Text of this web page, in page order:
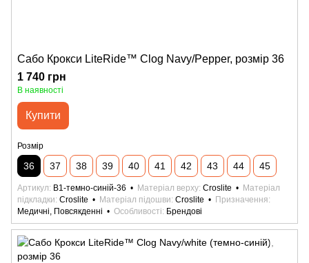
Сабо Крокси LiteRide™ Clog Navy/Pepper, розмір 36
1 740 грн
В наявності
Купити
Розмір
36 37 38 39 40 41 42 43 44 45
Артикул B1-темно-синій-36 Матеріал верху Croslite
Матеріал
підкладки Croslite Матеріал підошви Croslite
Призначення
Медичні, Повсякденні
Особливості Брендові